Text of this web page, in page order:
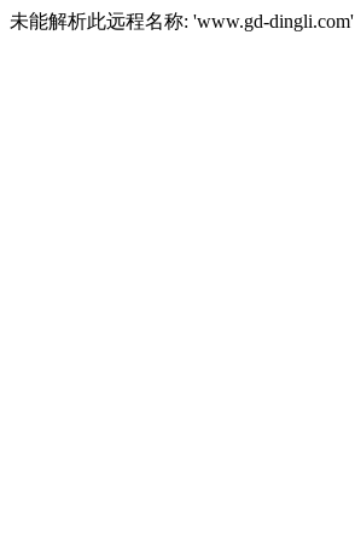
未能解析此远程名称: 'www.gd-dingli.com'